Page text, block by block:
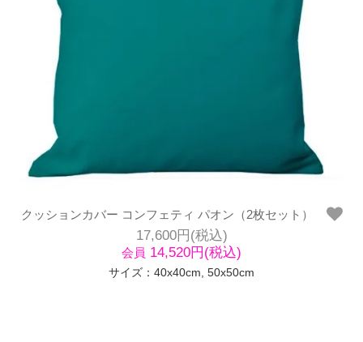
クッションカバー コンフェティ パオン（2枚セット）
17,600円(税込)
会員 14,520円(税込)
サイズ：40x40cm, 50x50cm